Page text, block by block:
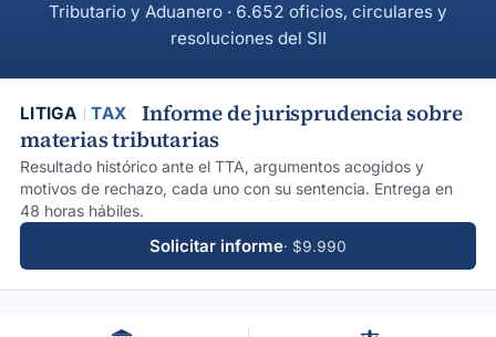
Tributario y Aduanero · 6.652 oficios, circulares y
resoluciones del SII
LITIGA TAX
Informe de jurisprudencia sobre
materias tributarias
Resultado histórico ante el TTA, argumentos acogidos y
motivos de rechazo, cada uno con su sentencia. Entrega en
48 horas hábiles.
Solicitar informe· $9.990